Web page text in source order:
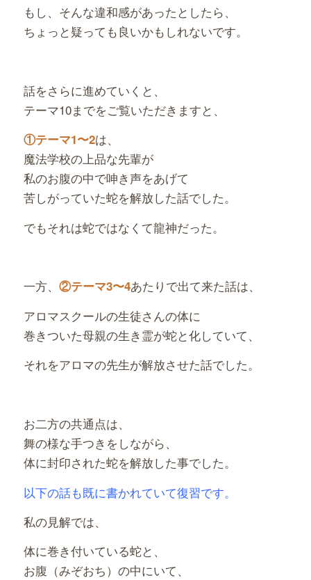
もし、そんな違和感があったとしたら、
ちょっと疑っても良いかもしれないです。
話をさらに進めていくと、
テーマ10までをご覧いただきますと、
①テーマ1〜2は、
魔法学校の上品な先輩が
私のお腹の中で呻き声をあげて
苦しがっていた蛇を解放した話でした。
でもそれは蛇ではなくて龍神だった。
一方、 ②テーマ3〜4あたりで出て来た話は、
アロマスクールの生徒さんの体に
巻きついた母親の生き霊が蛇と化していて、
それをアロマの先生が解放させた話でした。
お二方の共通点は、
舞の様な手つきをしながら、
体に封印された蛇を解放した事でした。
以下の話も既に書かれていて復習です。
私の見解では、
体に巻き付いている蛇と、
お腹（みぞおち）の中にいて、